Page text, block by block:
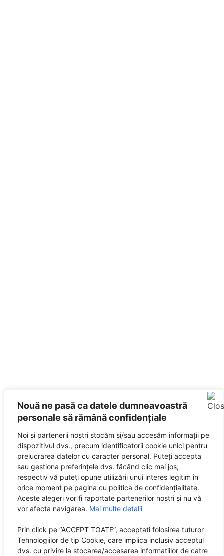
Nouă ne pasă ca datele dumneavoastră
personale să rămână confidențiale
Noi și partenerii noștri stocăm și/sau accesăm informații pe
dispozitivul dvs., precum identificatorii cookie unici pentru
prelucrarea datelor cu caracter personal. Puteți accepta
sau gestiona preferințele dvs. făcând clic mai jos,
respectiv vă puteți opune utilizării unui interes legitim în
orice moment pe pagina cu politica de confidențialitate.
Aceste alegeri vor fi raportate partenerilor noștri și nu vă
vor afecta navigarea. Mai multe detalii
Prin click pe “ACCEPT TOATE”, acceptati folosirea tuturor
Tehnologiilor de tip Cookie, care implica inclusiv acceptul
dvs. cu privire la stocarea/accesarea informatiilor de catre